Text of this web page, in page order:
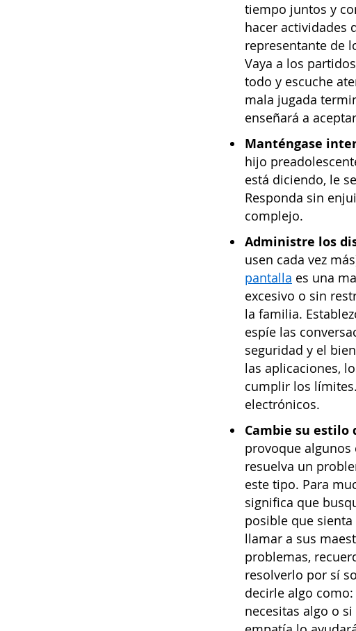
tiempo juntos y
hacer actividades
representante de
Vaya a los
todo y escuche
mala jugada
enseñará a
Manténgase
hijo
está diciendo, le
Responda sin
complejo.
Administre los
usen cada vez
pantalla es una
excesivo o sin
la familia.
espíe las
seguridad y el
las aplicaciones,
cumplir los
electrónicos.
Cambie su estilo
provoque
resuelva un
este tipo. Para
significa que
posible que
llamar a sus
problemas,
resolverlo por sí
decirle algo
necesitas algo o